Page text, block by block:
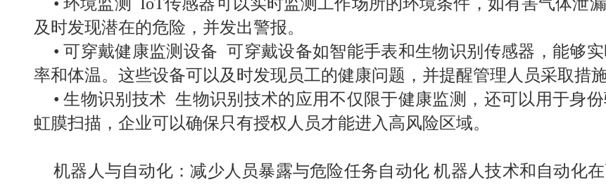
及时发现潜在的危险，并发出警报。
•可穿戴健康监测设备 可穿戴设备如智能手表和生物识别传感器，能够
率和体温。这些设备可以及时发现员工的健康问题，并提醒管理人员采取措施
•生物识别技术 生物识别技术的应用不仅限于健康监测，还可以用于身
虹膜扫描，企业可以确保只有授权人员才能进入高风险区域。
机器人与自动化：减少人员暴露与危险任务自动化 机器人技术和自动化